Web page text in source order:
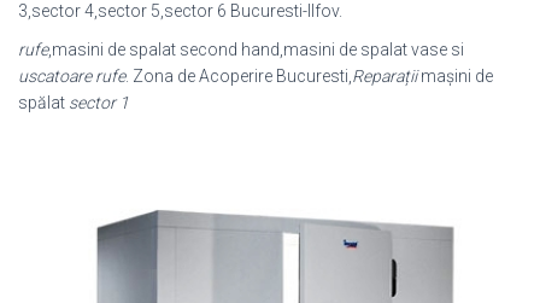
3,sector 4,sector 5,sector 6 Bucuresti-Ilfov.
rufe,masini de spalat second hand,masini de spalat vase si
uscatoare rufe. Zona de Acoperire Bucuresti,Reparațiimașini de
spălat sector 1